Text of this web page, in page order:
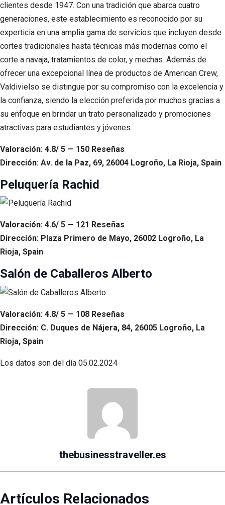
clientes desde 1947. Con una tradición que abarca cuatro
generaciones, este establecimiento es reconocido por su
experticia en una amplia gama de servicios que incluyen desde
cortes tradicionales hasta técnicas más modernas como el
corte a navaja, tratamientos de color, y mechas. Además de
ofrecer una excepcional línea de productos de American Crew,
Valdivielso se distingue por su compromiso con la excelencia y
la confianza, siendo la elección preferida por muchos gracias a
su enfoque en brindar un trato personalizado y promociones
atractivas para estudiantes y jóvenes.
Valoración: 4.8/ 5 — 150 Reseñas
Dirección: Av. de la Paz, 69, 26004 Logroño, La Rioja, Spain
Peluquería Rachid
Valoración: 4.6/ 5 — 121 Reseñas
Dirección: Plaza Primero de Mayo, 26002 Logroño, La
Rioja, Spain
Salón de Caballeros Alberto
Valoración: 4.8/ 5 — 108 Reseñas
Dirección: C. Duques de Nájera, 84, 26005 Logroño, La
Rioja, Spain
Los datos son del día 05.02.2024
thebusinesstraveller.es
Artículos Relacionados